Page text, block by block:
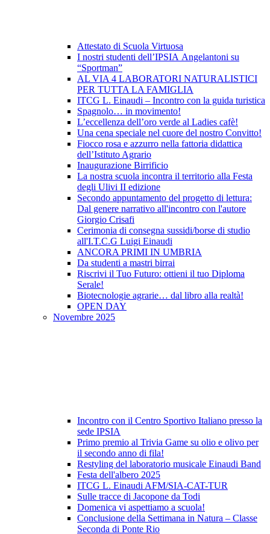
Attestato di Scuola Virtuosa
I nostri studenti dell’IPSIA Angelantoni su
“Sportman”
AL VIA 4 LABORATORI NATURALISTICI
PER TUTTA LA FAMIGLIA
ITCG L. Einaudi – Incontro con la guida turistica
Spagnolo… in movimento!
L’eccellenza dell’oro verde al Ladies cafè!
Una cena speciale nel cuore del nostro Convitto!
Fiocco rosa e azzurro nella fattoria didattica
dell’Istituto Agrario
Inaugurazione Birrificio
La nostra scuola incontra il territorio alla Festa
degli Ulivi II edizione
Secondo appuntamento del progetto di lettura:
Dal genere narrativo all'incontro con l'autore
Giorgio Crisafi
Cerimonia di consegna sussidi/borse di studio
all'I.T.C.G Luigi Einaudi
ANCORA PRIMI IN UMBRIA
Da studenti a mastri birrai
Riscrivi il Tuo Futuro: ottieni il tuo Diploma
Serale!
Biotecnologie agrarie… dal libro alla realtà!
OPEN DAY
Novembre 2025
Incontro con il Centro Sportivo Italiano presso la
sede IPSIA
Primo premio al Trivia Game su olio e olivo per
il secondo anno di fila!
Restyling del laboratorio musicale Einaudi Band
Festa dell'albero 2025
ITCG L. Einaudi AFM/SIA-CAT-TUR
Sulle tracce di Jacopone da Todi
Domenica vi aspettiamo a scuola!
Conclusione della Settimana in Natura – Classe
Seconda di Ponte Rio